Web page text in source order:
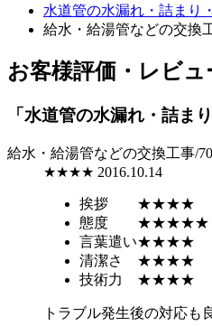
水道管の水漏れ・詰まり
給水・給湯管などの交換
お客様評価・レビュ
「水道管の水漏れ・詰ま
給水・給湯管などの交換工事/
★★★★ 2016.10.14
挨拶 ★★★★
態度 ★★★★★
言葉遣い★★★★
清潔さ ★★★★
技術力 ★★★★
トラブル発生後の対応も